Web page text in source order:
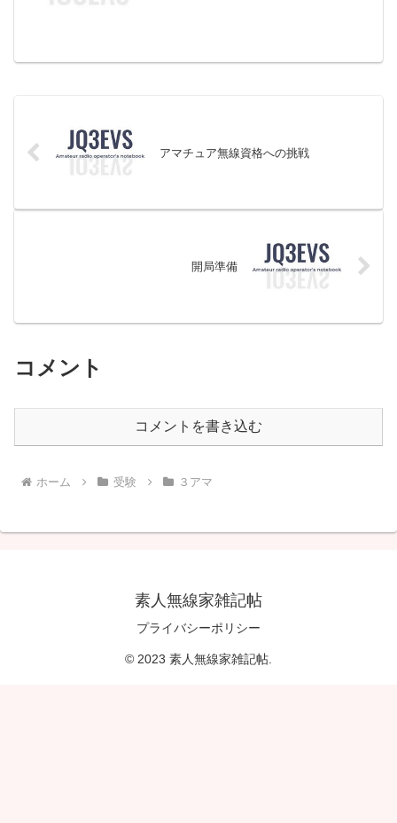
アマチュア無線資格への挑戦
開局準備
コメント
コメントを書き込む
ホーム 受験 ３アマ
素人無線家雑記帖
プライバシーポリシー
© 2023 素人無線家雑記帖.